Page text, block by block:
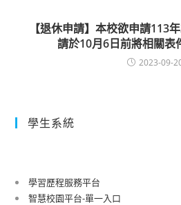
【退休申請】本校欲申請113
請於10月6日前將相關表
2023-09-
學生系統
學習歷程服務平台
智慧校園平台-單一入口